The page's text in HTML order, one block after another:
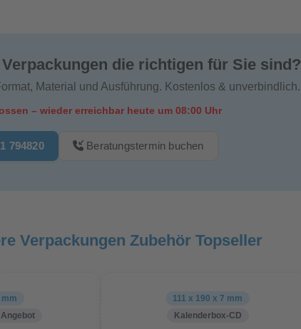
die richtigen für Sie sind?
Material und Ausführung. Kostenlos & unverbindlich.
– wieder erreichbar heute um 08:00 Uhr
794820 Beratungstermin buchen
Verpackungen Zubehör Topseller
mm
111 x 190 x 7 mm
Kalenderbox-CD